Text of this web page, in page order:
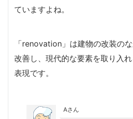
ていますよね。
「renovation」は建物の改装の
改善し、現代的な要素を取り入
表現です。
Aさん